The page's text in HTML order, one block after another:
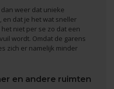
weer dat unieke
dat je het wat sneller
niet per se zo dat een
wordt. Omdat de garens
zich er namelijk minder
en andere ruimten